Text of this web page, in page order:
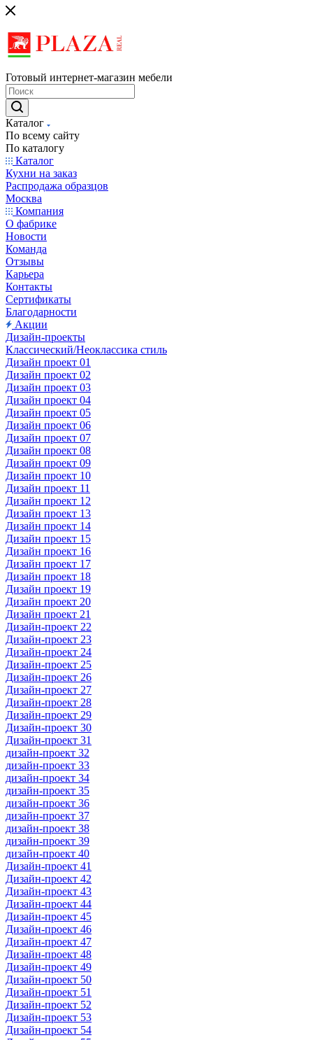
Готовый интернет-магазин мебели
Каталог
По всему сайту
По каталогу
Каталог
Кухни на заказ
Распродажа образцов
Москва
Компания
О фабрике
Новости
Команда
Отзывы
Карьера
Контакты
Сертификаты
Благодарности
Акции
Дизайн-проекты
Классический/Неоклассика стиль
Дизайн проект 01
Дизайн проект 02
Дизайн проект 03
Дизайн проект 04
Дизайн проект 05
Дизайн проект 06
Дизайн проект 07
Дизайн проект 08
Дизайн проект 09
Дизайн проект 10
Дизайн проект 11
Дизайн проект 12
Дизайн проект 13
Дизайн проект 14
Дизайн проект 15
Дизайн проект 16
Дизайн проект 17
Дизайн проект 18
Дизайн проект 19
Дизайн проект 20
Дизайн проект 21
Дизайн-проект 22
Дизайн-проект 23
Дизайн-проект 24
Дизайн-проект 25
Дизайн-проект 26
Дизайн-проект 27
Дизайн-проект 28
Дизайн-проект 29
Дизайн-проект 30
Дизайн-проект 31
дизайн-проект 32
дизайн-проект 33
дизайн-проект 34
дизайн-проект 35
дизайн-проект 36
дизайн-проект 37
дизайн-проект 38
дизайн-проект 39
дизайн-проект 40
Дизайн-проект 41
Дизайн-проект 42
Дизайн-проект 43
Дизайн-проект 44
Дизайн-проект 45
Дизайн-проект 46
Дизайн-проект 47
Дизайн-проект 48
Дизайн-проект 49
Дизайн-проект 50
Дизайн-проект 51
Дизайн-проект 52
Дизайн-проект 53
Дизайн-проект 54